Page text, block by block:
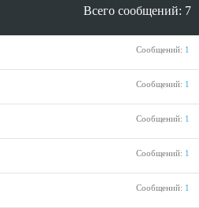
Всего сообщений 7
Сообщений 1
Сообщений 1
Сообщений 1
Сообщений 1
Сообщений 1